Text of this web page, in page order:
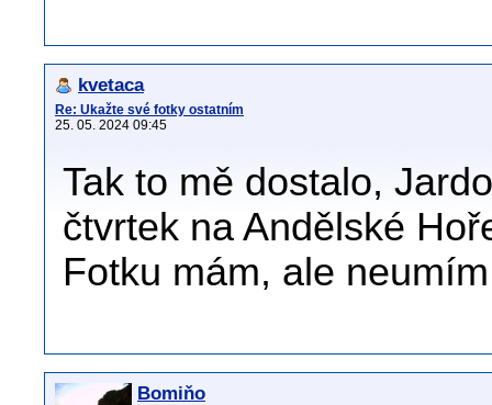
kvetaca
Re: Ukažte své fotky ostatním
25. 05. 2024 09:45
Tak to mě dostalo,
čtvrtek na Andělské
Fotku mám, ale
Bomiňo